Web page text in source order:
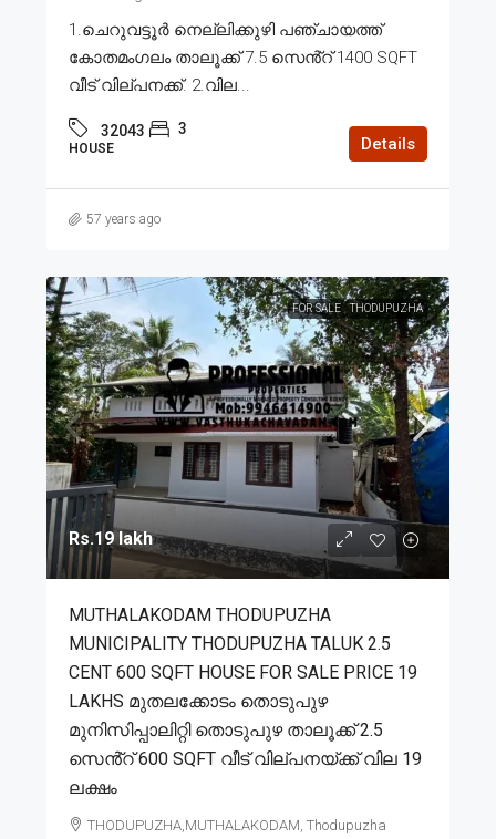
1.ചെറുവട്ടൂർ നെല്ലിക്കുഴി പഞ്ചായത്ത്
കോതമംഗലം താലൂക്ക് 7.5 സെൻ്റ് 1400 SQFT
വീട് വില്പനക്ക്. 2.വില...
32043 3
HOUSE Details
57 years ago
FOR SALE THODUPUZHA
Rs.19 lakh
MUTHALAKODAM THODUPUZHA
MUNICIPALITY THODUPUZHA TALUK 2.5
CENT 600 SQFT HOUSE FOR SALE PRICE 19
LAKHS മുതലക്കോടം തൊടുപുഴ
മുനിസിപ്പാലിറ്റി തൊടുപുഴ താലൂക്ക് 2.5
സെൻ്റ് 600 SQFT വീട് വില്പനയ്ക്ക് വില 19
ലക്ഷം
THODUPUZHA,MUTHALAKODAM, Thodupuzha